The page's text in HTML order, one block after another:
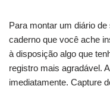
Para montar um diário
caderno que você ache
à disposição algo que
registro mais agradável.
imediatamente. Capture